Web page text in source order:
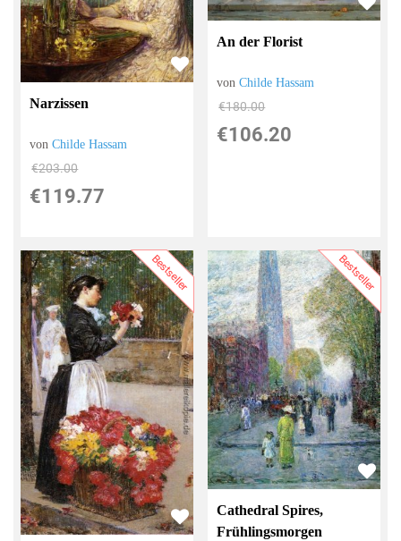
Narzissen
vonChilde Hassam
€203.00
€119.77
An der Florist
vonChilde Hassam
€180.00
€106.20
Bestseller Bestseller
Cathedral Spires,
Frühlingsmorgen